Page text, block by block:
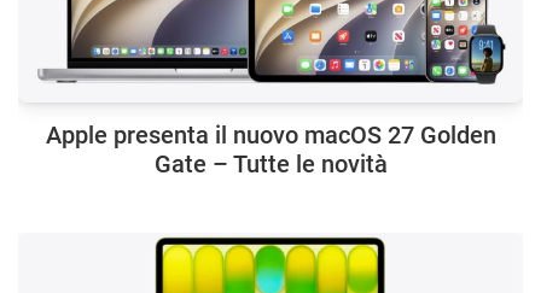
Apple presenta il nuovo macOS 27 Golden
Gate – Tutte le novità